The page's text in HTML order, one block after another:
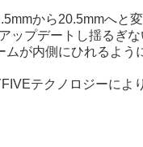
から20.5mmへと
ップデートし揺るぎ
が内側にひれるよ
テクノロジーによ